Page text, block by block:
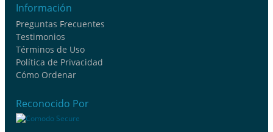
Información
Preguntas Frecuentes
Testimonios
Términos de Uso
Política de Privacidad
Cómo Ordenar
Reconocido Por